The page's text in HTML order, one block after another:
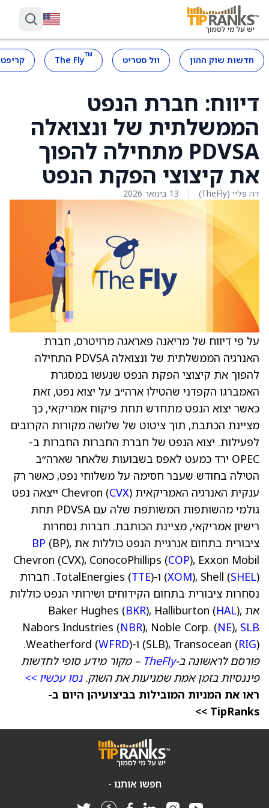
חדשות שוק ההון וול סטריט ™
The Fly
דיווח: חברת הנפט
הממשלתית של ונצואלה
PDVSA מתחילה להפוך
את קיצוצי הפקת הנפט
דה פליי (TheFly) 13 בינואר 2026
על פי דיווח של מריאנה פאראגה מרויטרס, חברת
האנרגיה הממשלתית של ונצואלה PDVSA התחילה
להפוך את קיצוצי הפקת הנפט שנעשו במסגרת
האמברגו הקפדני שהטילו ארה״ב על יצוא נפט, זאת
כאשר יצוא הנפט מתחדש תחת פיקוח אמריקאי, כך
מציינת הכתבת, תוך ציטוט של שלושה מקורות הקרובים
לפעילות. יצוא הנפט של חברת החברות החברות ב-
OPEC ירד כמעט לאפס בשבועות שלאחר שארה״ב
הטילה בחודש שעבר חסימה על משלוחי נפט, כאשר רק
ענקית האנרגיה האמריקאית Chevron ( CVX
) ייצאה נפט
גולמי מהשותפות המשותפת שלה עם PDVSA תחת
רישיון אמריקאי, מציינת הכותבת. חברות נסחרות
ציבורית בתחום אנרגיית הנפט כוללות את
BP (BP),
Chevron (CVX), ConocoPhillips (COP), Exxon Mobil
(XOM), Shell (SHEL) ו-TotalEnergies ( TTE
). חברות
נסחרות ציבורית בתחום הקידוחים ושירותי הנפט כוללות
את Baker Hughes (
BKR), Halliburton (HAL),
Nabors Industries (NBR), Noble Corp. (NE), SLB
(SLB), Transocean (RIG) ו-Weatherford ( WFRD).
פורסם לראשונה ב-TheFly – מקור מידע סופי לחדשות
פיננסיות בזמן אמת שמניעות את השוק.נסו עכשיו >>
ראו את המניות המובילות בביצועיהן היום ב-
TipRanks >>
חפשו אותנו -